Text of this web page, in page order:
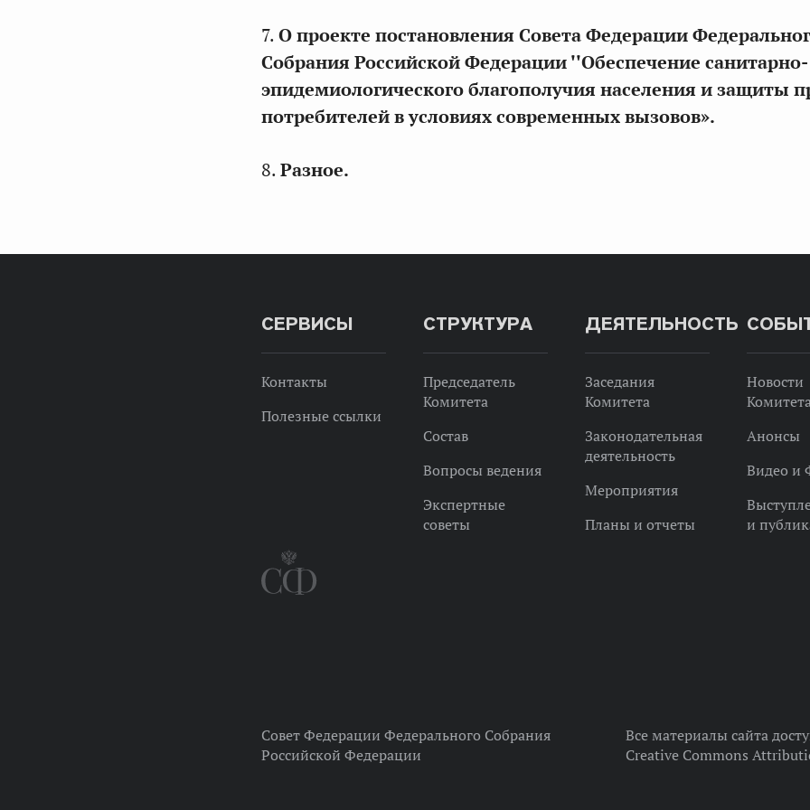
7.О проекте постановления Совета Федерации
Собрания Российской Федерации ''Обеспечение санитарно-
эпидемиологического благополучия населения и защиты
потребителей в условиях современных вызовов».
8.Разное.
СЕРВИСЫ
Контакты
Полезные ссылки
СТРУКТУРА
Председатель
Комитета
Состав
Вопросы ведения
Экспертные
советы
ДЕЯТЕЛЬНОСТЬ
Заседания
Комитета
Законодательная
деятельность
Мероприятия
Планы и отчеты
Новости
Анонсы
Видео и
и
Совет Федерации Федерального Собрания
Российской Федерации
Все материалы сайта
Creative Commons